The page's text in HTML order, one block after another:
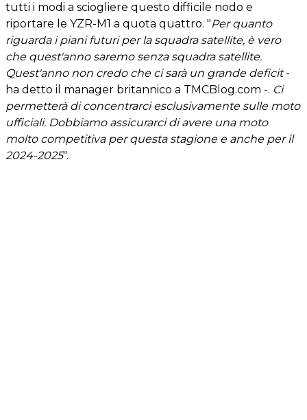
tutti i modi a sciogliere questo difficile nodo e
riportare le YZR-M1 a quota quattro. "Per quanto
riguarda i piani futuri per la squadra satellite, è vero
che quest'anno saremo senza squadra satellite.
Quest'anno non credo che ci sarà un grande deficit-
ha detto il manager britannico a TMCBlog.com -. Ci
permetterà di concentrarci esclusivamente sulle moto
ufficiali. Dobbiamo assicurarci di avere una moto
molto competitiva per questa stagione e anche per il
2024-2025".